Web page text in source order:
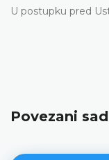
U postupku pred
Povezani